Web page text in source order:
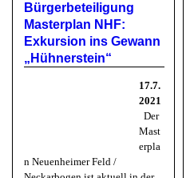
Bürgerbeteiligung
Masterplan NHF:
Exkursion ins Gewann
„Hühnerstein“
17.7.
2021
Der
Mast
erpla
n Neuenheimer Feld /